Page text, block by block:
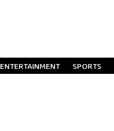
ENTERTAINMENT SPORTS